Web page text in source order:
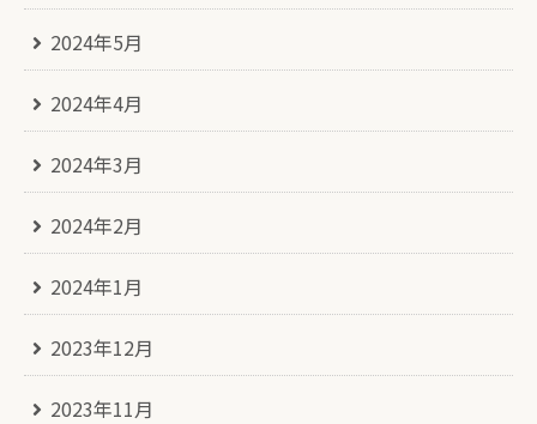
2024年5月
2024年4月
2024年3月
2024年2月
2024年1月
2023年12月
2023年11月